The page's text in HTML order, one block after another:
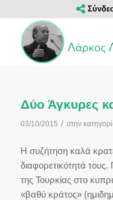
Δύο Άγκυρες
03/10/2015 / στην
Η συζήτηση καλά
διαφορετικότητά τους.
της Τουρκίας στο
«βαθύ κράτος»